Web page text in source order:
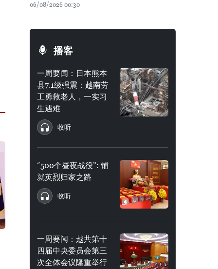
06/08/2026 00:30
播客
一周要闻：日本熊本
县7.1级强震：越南劳
工勇救老人，一实习
生遇难
收听
“500个昼夜战役”: 铺
就英烈归家之路
收听
一周要闻：越共第十
四届中央委员会第三
次全体会议隆重举行